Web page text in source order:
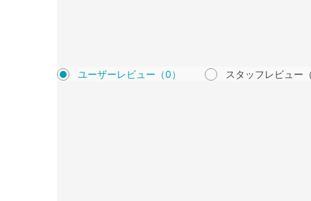
ユーザーレビュー （0） スタッフレビュー